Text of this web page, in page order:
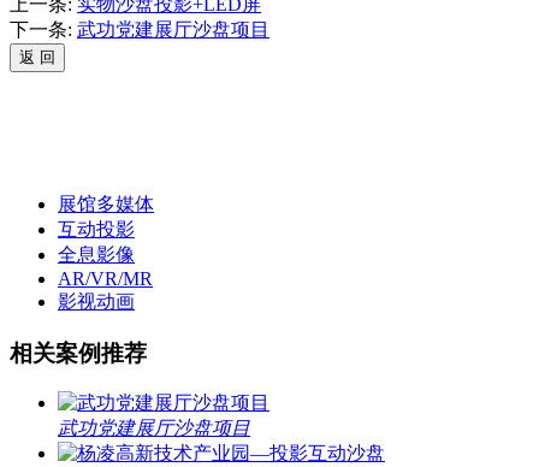
上一条: 实物沙盘投影+LED屏
下一条: 武功党建展厅沙盘项目
展馆多媒体
互动投影
全息影像
AR/VR/MR
影视动画
相关案例推荐
武功党建展厅沙盘项目